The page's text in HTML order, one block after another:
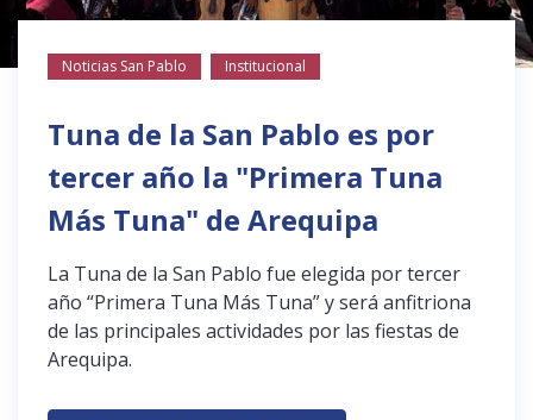
Noticias San Pablo Institucional
Tuna de la San Pablo es por
tercer año la "Primera Tuna
Más Tuna" de Arequipa
La Tuna de la San Pablo fue elegida por tercer
año “Primera Tuna Más Tuna” y será anfitriona
de las principales actividades por las fiestas de
Arequipa.